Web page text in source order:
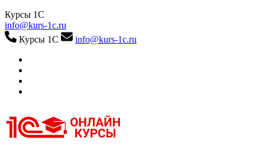
Курсы 1С
info@kurs-1c.ru
Курсы 1С
info@kurs-1c.ru